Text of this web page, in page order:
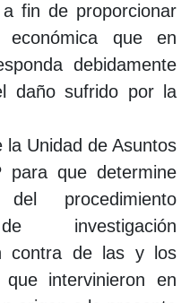
fin de proporcionar
económica que en
debidamente
daño sufrido por la
Unidad de Asuntos
que determine
procedimiento
investigación
contra de las y los
intervinieron en